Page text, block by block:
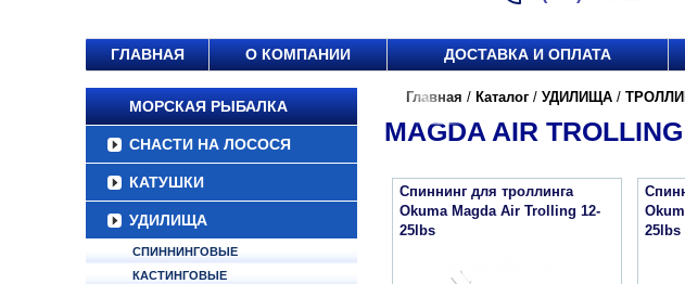
ГЛАВНАЯ О КОМПАНИИ ДОСТАВКА И ОПЛАТА
МОРСКАЯ РЫБАЛКА
СНАСТИ НА ЛОСОСЯ
КАТУШКИ
УДИЛИЩА
СПИННИНГОВЫЕ
КАСТИНГОВЫЕ
Главная / Каталог / УДИЛИЩА /
MAGDA AIR TROLLING
Спиннинг для троллинга
Okuma Magda Air Trolling 12-
25lbs
25lbs